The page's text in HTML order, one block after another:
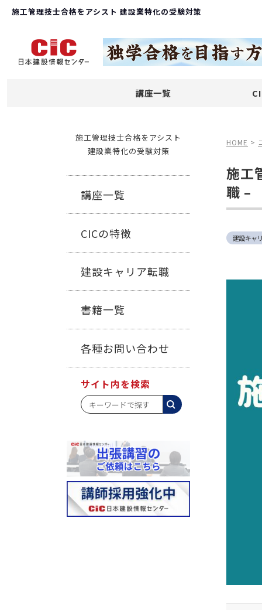
講座一覧
施工管理技士合格をアシスト 建設業特化の受験対策
施工管理技士合格をアシスト
建設業特化の受験対策
講座一覧
CICの特徴
建設キャリア転職
書籍一覧
各種お問い合わせ
サイト内を検索
HOME >
施工
職 –
建設キャ